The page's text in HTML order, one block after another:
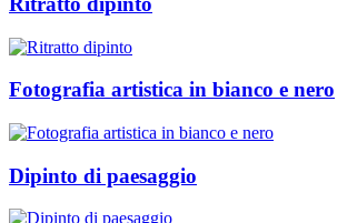
Fotografia artistica in bianco e nero
Dipinto di paesaggio